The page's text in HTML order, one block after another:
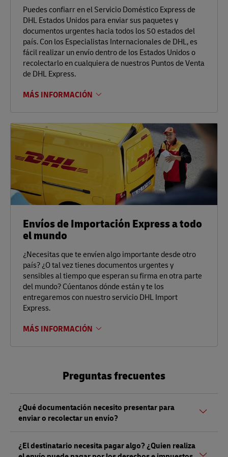
Puedes confiarr en el Servicio Doméstico Express de
DHL Estados Unidos para enviar sus paquetes y
documentos urgentes hacia todos los 50 estados del
país. Con los Especialistas Internacionales de DHL, es
fácil realizar un envío dentro de los Estados Unidos o
recolectarlo en cualquiera de nuestros Puntos de Venta
de DHL Express.
MÁS INFORMACIÓN
Envíos de Importación Express a todo
el mundo
¿Necesitas que te envíen algo importante desde otro
país? ¿O tal vez tienes documentos urgentes y
sensibles al tiempo que esperan su firma en otra parte
del mundo? Cúentanos dónde están y te los
entregaremos con nuestro servicio DHL Import
Express.
MÁS INFORMACIÓN
Preguntas frecuentes
¿Qué documentación necesito presentar para
enviar o recolectar un envío?
documento de identidad válido (con fotografía) emitido
¿El destinatario necesita pagar algo? ¿Quien realiza